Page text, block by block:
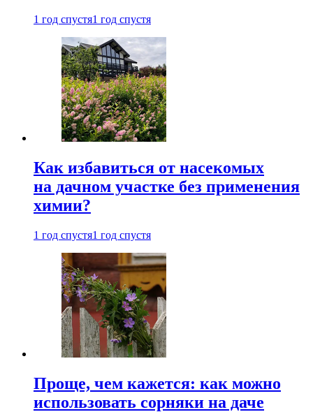
1 год спустя1 год спустя
Как избавиться от насекомых
на дачном участке без применения
химии?
1 год спустя1 год спустя
Проще, чем кажется: как можно
использовать сорняки на даче